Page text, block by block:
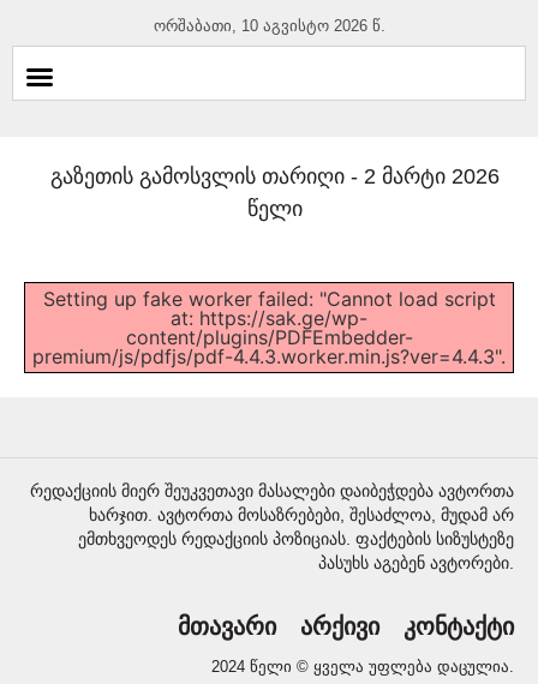
ორშაბათი, 10 აგვისტო 2026 წ.
გაზეთის გამოსვლის თარიღი - 2 მარტი 2026
წელი
Setting up fake worker failed: "Cannot load script
at: https://sak.ge/wp-
content/plugins/PDFEmbedder-
premium/js/pdfjs/pdf-4.4.3.worker.min.js?ver=4.4.3".
რედაქციის მიერ შეუკვეთავი მასალები დაიბეჭდება ავტორთა
ხარჯით. ავტორთა მოსაზრებები, შესაძლოა, მუდამ არ
ემთხვეოდეს რედაქციის პოზიციას. ფაქტების სიზუსტეზე
პასუხს აგებენ ავტორები.
მთავარი არქივი კონტაქტი
2024 წელი © ყველა უფლება დაცულია.